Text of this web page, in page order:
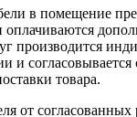
в помещение
производится
и согласовывается
товара.
от согласованных